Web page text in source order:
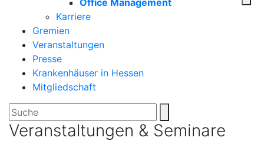
Office Management
Karriere
Gremien
Veranstaltungen
Presse
Krankenhäuser in Hessen
Mitgliedschaft
Veranstaltungen & Seminare